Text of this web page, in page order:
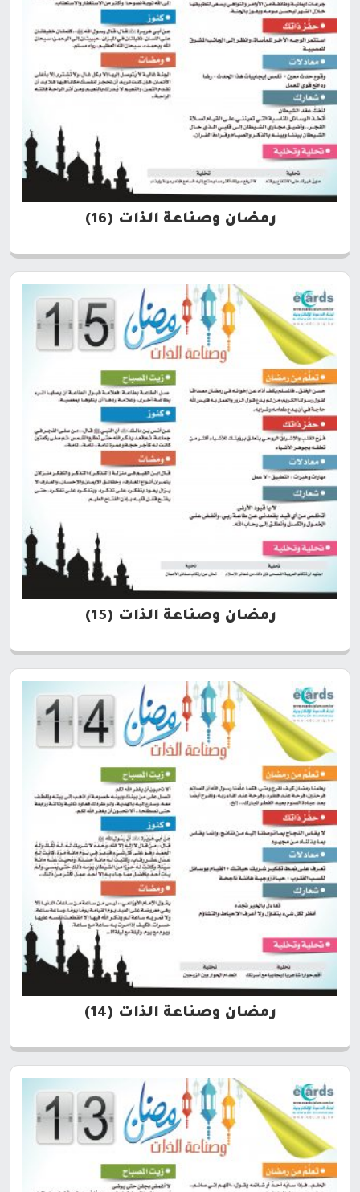
رمضان وصناعة الذات (16)
رمضان وصناعة الذات (15)
رمضان وصناعة الذات (14)